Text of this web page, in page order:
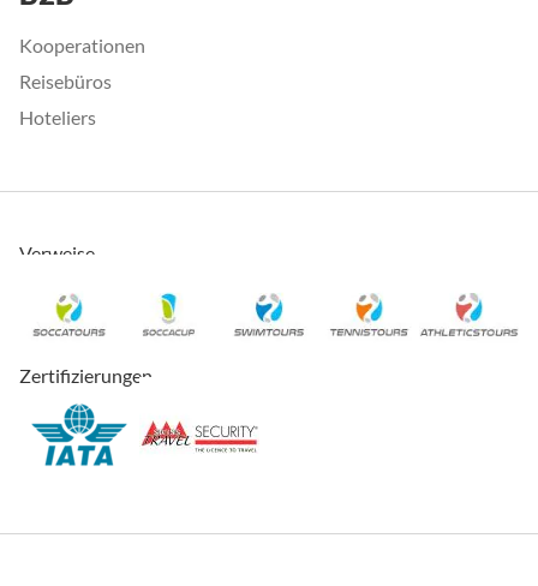
Kooperationen
Reisebüros
Hoteliers
Verweise
Zertifizierungen